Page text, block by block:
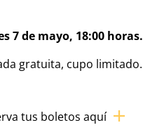
7 de mayo, 18:00 horas.
gratuita, cupo limitado.
tus boletos aquí